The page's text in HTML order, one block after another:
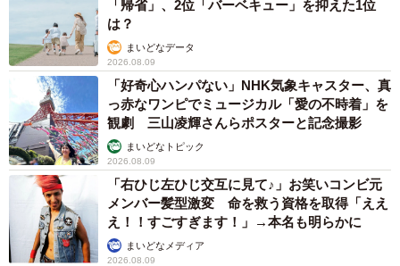
「帰省」、2位「バーベキュー」を抑えた1位
は？
まいどなデータ
2026.08.09
「好奇心ハンパない」NHK気象キャスター、真
っ赤なワンピでミュージカル「愛の不時着」を
観劇 三山凌輝さんらポスターと記念撮影
まいどなトピック
2026.08.09
「右ひじ左ひじ交互に見て♪」お笑いコンビ元
メンバー髪型激変 命を救う資格を取得「ええ
え！！すごすぎます！」→本名も明らかに
まいどなメディア
2026.08.09